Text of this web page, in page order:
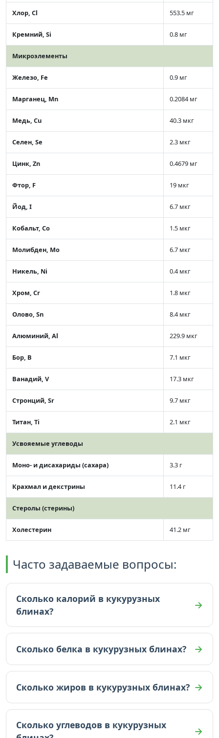
Хлор, Cl 553.5 мг
Кремний, Si 0.8 мг
Микроэлементы
Железо, Fe 0.9 мг
Марганец, Mn 0.2084 мг
Медь, Cu 40.3 мкг
Селен, Se 2.3 мкг
Цинк, Zn 0.4679 мг
Фтор, F 19 мкг
Йод, I 6.7 мкг
Кобальт, Co 1.5 мкг
Молибден, Mo 6.7 мкг
Никель, Ni 0.4 мкг
Хром, Cr 1.8 мкг
Олово, Sn 8.4 мкг
Алюминий, Al 229.9 мкг
Бор, B 7.1 мкг
Ванадий, V 17.3 мкг
Стронций, Sr 9.7 мкг
Титан, Ti 2.1 мкг
Усвояемые углеводы
Моно- и дисахариды (сахара) 3.3 г
Крахмал и декстрины 11.4 г
Стеролы (стерины)
Холестерин 41.2 мг
Часто задаваемые вопросы:
Сколько калорий в кукурузных
блинах?
В кукурузных блинах 221 ккал (на 100г).
Сколько белка в кукурузных блинах?
В кукурузных блинах 6.1 граммов белка (на
100г).
Сколько жиров в кукурузных блинах?
В кукурузных блинах 11.8 граммов жиров (на
100г).
Сколько углеводов в кукурузных